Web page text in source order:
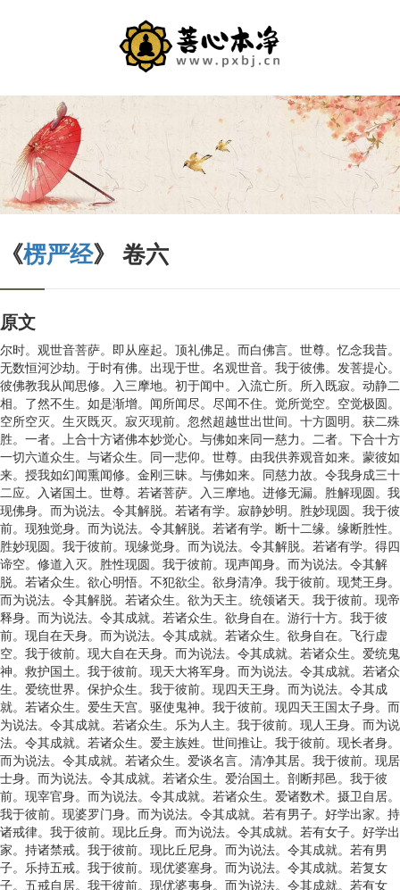
《楞严经》 卷六
原文
尔时。观世音菩萨。即从座起。顶礼佛足。而白佛言。世尊。忆念我昔。
无数恒河沙劫。于时有佛。出现于世。名观世音。我于彼佛。发菩提心。
彼佛教我从闻思修。入三摩地。初于闻中。入流亡所。所入既寂。动静二
相。了然不生。如是渐增。闻所闻尽。尽闻不住。觉所觉空。空觉极圆。
空所空灭。生灭既灭。寂灭现前。忽然超越世出世间。十方圆明。获二殊
胜。一者。上合十方诸佛本妙觉心。与佛如来同一慈力。二者。下合十方
一切六道众生。与诸众生。同一悲仰。世尊。由我供养观音如来。蒙彼如
来。授我如幻闻熏闻修。金刚三昧。与佛如来。同慈力故。令我身成三十
二应。入诸国土。世尊。若诸菩萨。入三摩地。进修无漏。胜解现圆。我
现佛身。而为说法。令其解脱。若诸有学。寂静妙明。胜妙现圆。我于彼
前。现独觉身。而为说法。令其解脱。若诸有学。断十二缘。缘断胜性。
胜妙现圆。我于彼前。现缘觉身。而为说法。令其解脱。若诸有学。得四
谛空。修道入灭。胜性现圆。我于彼前。现声闻身。而为说法。令其解
脱。若诸众生。欲心明悟。不犯欲尘。欲身清净。我于彼前。现梵王身。
而为说法。令其解脱。若诸众生。欲为天主。统领诸天。我于彼前。现帝
释身。而为说法。令其成就。若诸众生。欲身自在。游行十方。我于彼
前。现自在天身。而为说法。令其成就。若诸众生。欲身自在。飞行虚
空。我于彼前。现大自在天身。而为说法。令其成就。若诸众生。爱统鬼
神。救护国土。我于彼前。现天大将军身。而为说法。令其成就。若诸众
生。爱统世界。保护众生。我于彼前。现四天王身。而为说法。令其成
就。若诸众生。爱生天宫。驱使鬼神。我于彼前。现四天王国太子身。而
为说法。令其成就。若诸众生。乐为人主。我于彼前。现人王身。而为说
法。令其成就。若诸众生。爱主族姓。世间推让。我于彼前。现长者身。
而为说法。令其成就。若诸众生。爱谈名言。清净其居。我于彼前。现居
士身。而为说法。令其成就。若诸众生。爱治国土。剖断邦邑。我于彼
前。现宰官身。而为说法。令其成就。若诸众生。爱诸数术。摄卫自居。
我于彼前。现婆罗门身。而为说法。令其成就。若有男子。好学出家。持
诸戒律。我于彼前。现比丘身。而为说法。令其成就。若有女子。好学出
家。持诸禁戒。我于彼前。现比丘尼身。而为说法。令其成就。若有男
子。乐持五戒。我于彼前。现优婆塞身。而为说法。令其成就。若复女
子。五戒自居。我于彼前。现优婆夷身。而为说法。令其成就。若有女